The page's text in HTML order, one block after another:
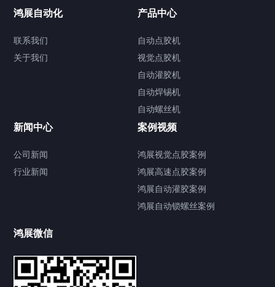
联系我们
关于我们
鸿展自动化
联系我们
关于我们
产品中心
自动点胶机
视觉点胶机
自动灌胶机
自动焊锡机
自动螺丝机
新闻中心
公司新闻
行业新闻
案例视频
鸿展视觉点胶案例
鸿展高速点胶案例
鸿展自动灌胶案例
鸿展自动锁螺丝案例
鸿展微信